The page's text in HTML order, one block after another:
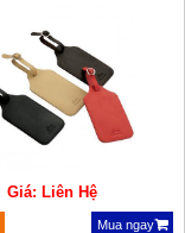
Giá: Liên Hệ
Mua ngay